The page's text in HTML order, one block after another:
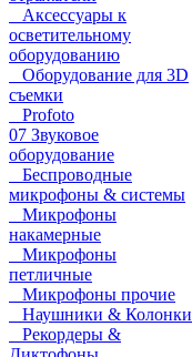
Аксессуары к
осветительному
оборудованию
Оборудование для 3D
съемки
Profoto
07 Звуковое
оборудование
Беспроводные
микрофоны & системы
Микрофоны
накамерные
Микрофоны
петличные
Микрофоны прочие
Наушники & Колонки
Рекордеры &